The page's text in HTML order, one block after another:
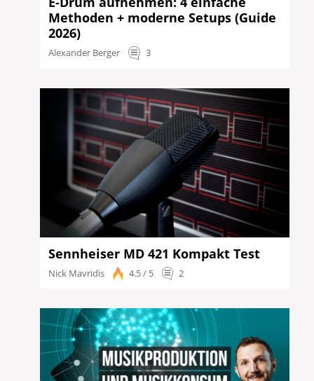
Methoden + moderne Setups (Guide
2026)
Alexander Berger 3
Sennheiser MD 421 Kompakt Test
Nick Mavridis 4.5 / 5 2